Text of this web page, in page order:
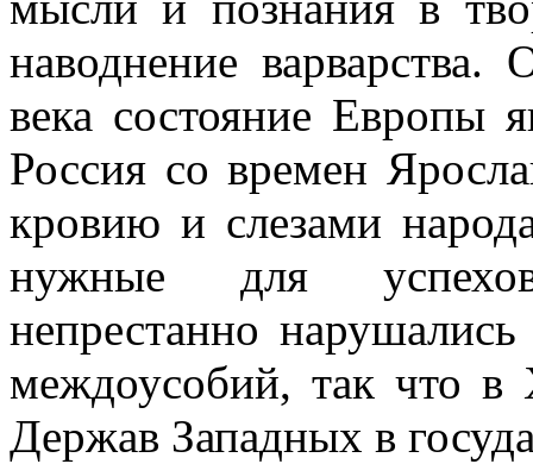
наводнение
века состояние Европы
Россия со времен
кровию и слезами
нужные для
непрестанно
междоусобий, так что
Держав Западных в